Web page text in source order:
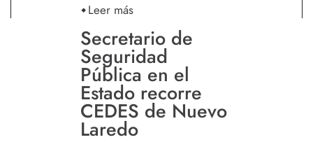
Leer más
Secretario de
Seguridad
Pública en el
Estado recorre
CEDES de Nuevo
Laredo